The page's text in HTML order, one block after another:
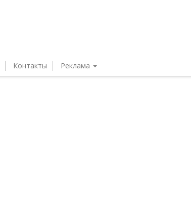
Контакты Реклама